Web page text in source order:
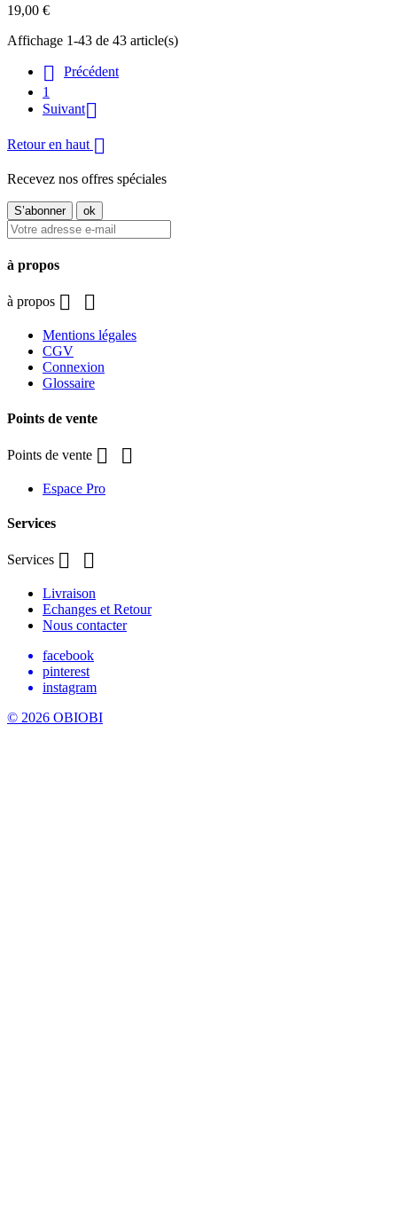
19,00 €
Affichage 1-43 de 43 article(s)

Précédent
1
Suivant
Retour en haut 
Recevez nos offres spéciales
à propos
à propos  
Mentions légales
CGV
Connexion
Glossaire
Points de vente
Points de vente  
Espace Pro
Services
Services  
Livraison
Echanges et Retour
Nous contacter
facebook
pinterest
instagram
© 2026 OBIOBI